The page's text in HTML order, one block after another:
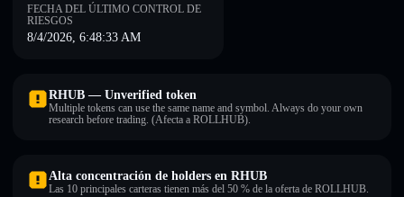
FECHA DEL ÚLTIMO CONTROL DE
RIESGOS
8/4/2026, 6:48:33 AM
RHUB — Unverified token
Multiple tokens can use the same name and symbol. Always do your own
research before trading. (Afecta a ROLLHUB).
Alta concentración de holders en RHUB
Las 10 principales carteras tienen más del 50 % de la oferta de ROLLHUB.